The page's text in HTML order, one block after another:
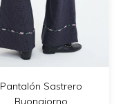
Pantalón Sastrero
Buongiorno